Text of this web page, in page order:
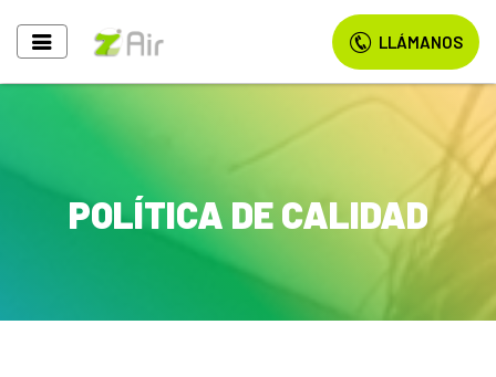
LLÁMANOS
POLÍTICA DE CALIDAD